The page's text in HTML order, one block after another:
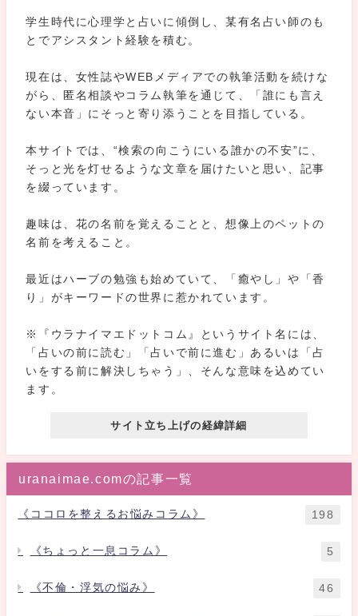
学生時代に心理学と占いに傾倒し、某有名占い師のも
とでアシスタント経験を積む。
現在は、女性誌やWEBメディアでの執筆活動を続けな
がら、匿名相談やコラム執筆を通じて、「誰にも言え
ない本音」にそっと寄り添うことを目指している。
本サイトでは、“検索の向こうにいる誰かの不安”に、
そっと光を灯せるような文章を届けたいと思い、記事
を綴っています。
趣味は、花の名前を覚えることと、想像上のペットの
名前を考えること。
最近はハーブの勉強も始めていて、「癒やし」や「香
り」がキーワードの世界に惹かれています。
※『ウラナイマエドットコム』というサイト名には、
「占いの前に読む」「占いで前に進む」あるいは「占
いをする前に解決しちゃう」、そんな意味を込めてい
ます。
サイト立ち上げの経緯詳細
uranaimae.comの記事一覧
《ココロを整えるお悩みコラム》 198
《ちょっと一息コラム》 5
《不倫・浮気の悩み》 46